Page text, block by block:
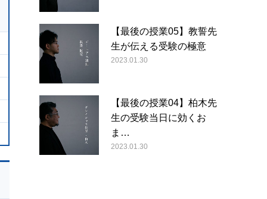
【最後の授業05】教誓先
生が伝える受験の極意
2023.01.30
【最後の授業04】柏木先
生の受験当日に効くお
ま…
2023.01.30